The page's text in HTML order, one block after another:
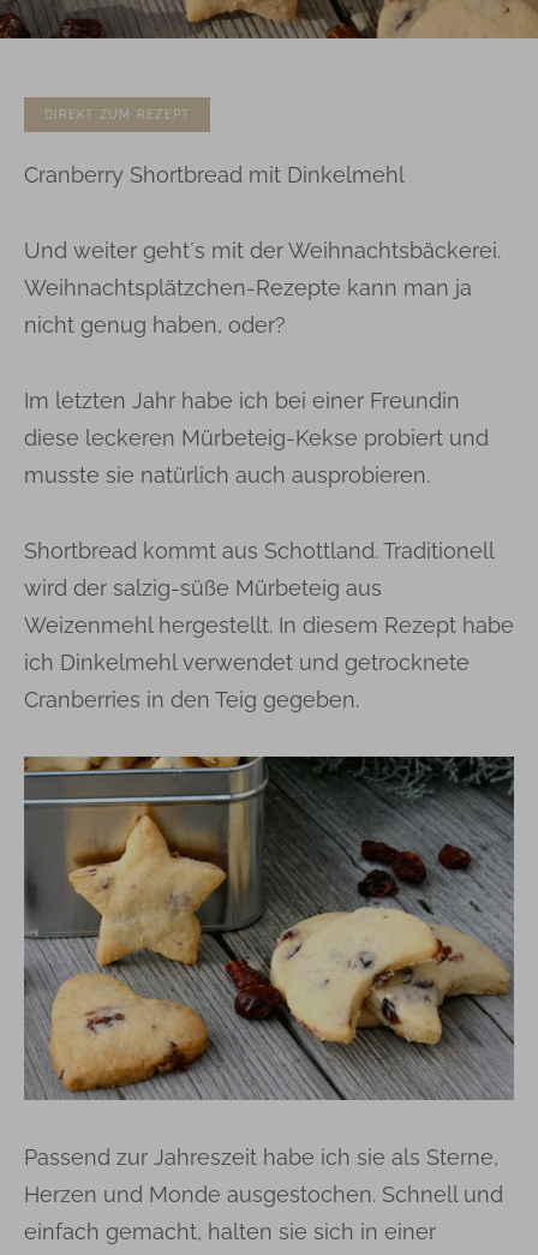
DIREKT ZUM REZEPT
Cranberry Shortbread mit Dinkelmehl
Und weiter geht´s mit der Weihnachtsbäckerei.
Weihnachtsplätzchen-Rezepte kann man ja
nicht genug haben, oder?
Im letzten Jahr habe ich bei einer Freundin
diese leckeren Mürbeteig-Kekse probiert und
musste sie natürlich auch ausprobieren.
Shortbread kommt aus Schottland. Traditionell
wird der salzig-süße Mürbeteig aus
Weizenmehl hergestellt. In diesem Rezept habe
ich Dinkelmehl verwendet und getrocknete
Cranberries in den Teig gegeben.
Passend zur Jahreszeit habe ich sie als Sterne,
Herzen und Monde ausgestochen. Schnell und
einfach gemacht, halten sie sich in einer